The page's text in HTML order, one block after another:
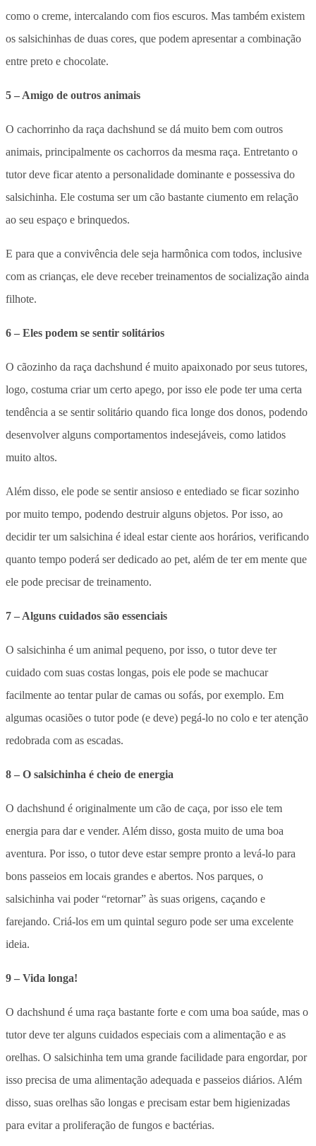
como o creme, intercalando com fios escuros. Mas também existem
os salsichinhas de duas cores, que podem apresentar a combinação
entre preto e chocolate.
5 – Amigo de outros animais
O cachorrinho da raça dachshund se dá muito bem com outros
animais, principalmente os cachorros da mesma raça. Entretanto o
tutor deve ficar atento a personalidade dominante e possessiva do
salsichinha. Ele costuma ser um cão bastante ciumento em relação
ao seu espaço e brinquedos.
E para que a convivência dele seja harmônica com todos, inclusive
com as crianças, ele deve receber treinamentos de socialização ainda
filhote.
6 – Eles podem se sentir solitários
O cãozinho da raça dachshund é muito apaixonado por seus tutores,
logo, costuma criar um certo apego, por isso ele pode ter uma certa
tendência a se sentir solitário quando fica longe dos donos, podendo
desenvolver alguns comportamentos indesejáveis, como latidos
muito altos.
Além disso, ele pode se sentir ansioso e entediado se ficar sozinho
por muito tempo, podendo destruir alguns objetos. Por isso, ao
decidir ter um salsichina é ideal estar ciente aos horários, verificando
quanto tempo poderá ser dedicado ao pet, além de ter em mente que
ele pode precisar de treinamento.
7 – Alguns cuidados são essenciais
O salsichinha é um animal pequeno, por isso, o tutor deve ter
cuidado com suas costas longas, pois ele pode se machucar
facilmente ao tentar pular de camas ou sofás, por exemplo. Em
algumas ocasiões o tutor pode (e deve) pegá-lo no colo e ter atenção
redobrada com as escadas.
8 – O salsichinha é cheio de energia
O dachshund é originalmente um cão de caça, por isso ele tem
energia para dar e vender. Além disso, gosta muito de uma boa
aventura. Por isso, o tutor deve estar sempre pronto a levá-lo para
bons passeios em locais grandes e abertos. Nos parques, o
salsichinha vai poder “retornar” às suas origens, caçando e
farejando. Criá-los em um quintal seguro pode ser uma excelente
ideia.
9 – Vida longa!
O dachshund é uma raça bastante forte e com uma boa saúde, mas o
tutor deve ter alguns cuidados especiais com a alimentação e as
orelhas. O salsichinha tem uma grande facilidade para engordar, por
isso precisa de uma alimentação adequada e passeios diários. Além
disso, suas orelhas são longas e precisam estar bem higienizadas
para evitar a proliferação de fungos e bactérias.